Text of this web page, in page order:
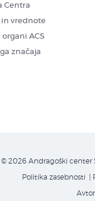
Centra
in vrednote
ACS
značaja
© 2026 Andragoški center
Politika zasebnosti |